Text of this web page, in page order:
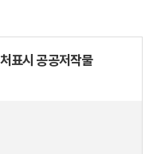
표시 공공저작물